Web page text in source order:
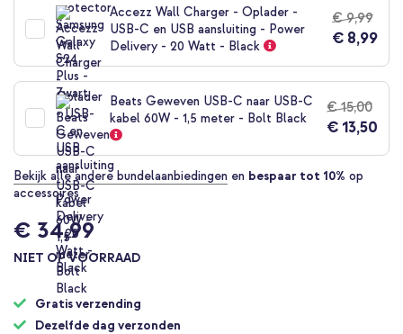
Accezz Wall Charger - Oplader -
USB-C en USB aansluiting - Power
Delivery - 20 Watt - Black
€ 9,99
€ 8,99
Beats Geweven USB-C naar USB-C
kabel 60W - 1,5 meter - Bolt Black
€ 15,00
€ 13,50
Bekijk alle andere bundelaanbiedingen en bespaar tot 10% op
accessoires
€ 34,99
NIET OP VOORRAAD
Gratis verzending
Dezelfde dag verzonden